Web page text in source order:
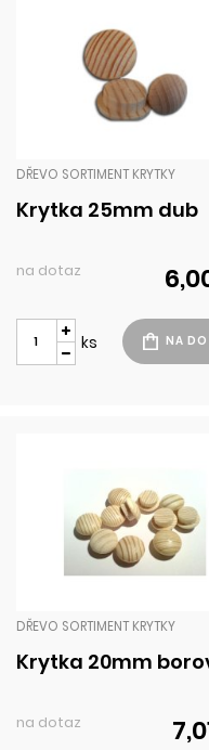
DŘEVO SORTIMENT KRYTKY
Krytka 25mm dub
na dotaz
ks
DŘEVO SORTIMENT KRYTKY
Krytka 20mm
na dotaz